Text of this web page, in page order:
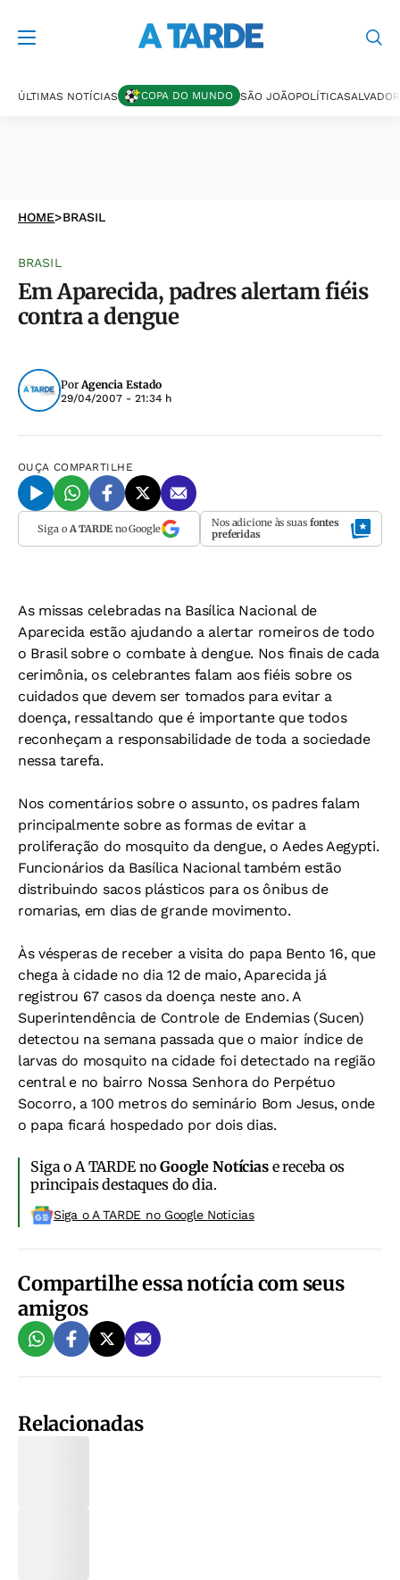
ÚLTIMAS NOTÍCIAS COPA DO MUNDO SÃO JOÃOPOLÍTICASALVADOR
HOME>BRASIL
BRASIL
Em Aparecida, padres alertam fiéis
contra a dengue
PorAgencia Estado
29/04/2007 - 21:34 h
OUÇA COMPARTILHE
Siga o A TARDEno Google Nos adicione às suas fontes
preferidas
As missas celebradas na Basílica Nacional de
Aparecida estão ajudando a alertar romeiros de todo
o Brasil sobre o combate à dengue. Nos finais de cada
cerimônia, os celebrantes falam aos fiéis sobre os
cuidados que devem ser tomados para evitar a
doença, ressaltando que é importante que todos
reconheçam a responsabilidade de toda a sociedade
nessa tarefa.
Nos comentários sobre o assunto, os padres falam
principalmente sobre as formas de evitar a
proliferação do mosquito da dengue, o Aedes Aegypti.
Funcionários da Basílica Nacional também estão
distribuindo sacos plásticos para os ônibus de
romarias, em dias de grande movimento.
Às vésperas de receber a visita do papa Bento 16, que
chega à cidade no dia 12 de maio, Aparecida já
registrou 67 casos da doença neste ano. A
Superintendência de Controle de Endemias (Sucen)
detectou na semana passada que o maior índice de
larvas do mosquito na cidade foi detectado na região
central e no bairro Nossa Senhora do Perpétuo
Socorro, a 100 metros do seminário Bom Jesus, onde
o papa ficará hospedado por dois dias.
Siga o A TARDE noGoogle Notíciase receba os
principais destaques do dia.
Siga o A TARDE no Google Noticias
Compartilhe essa notícia com seus
amigos
Relacionadas